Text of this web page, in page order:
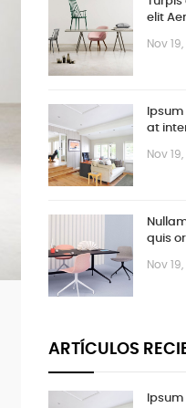
elit
Nov
at
Nov
quis
Nov
ARTÍCULOS